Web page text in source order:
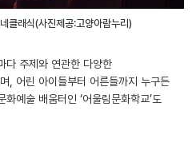
클래식(사진제공:고양아람누리)
다 주제와 연관한 다양한
, 어린 아이들부터 어른들까지 누구든
예술 배움터인 ‘어울림문화학교’도